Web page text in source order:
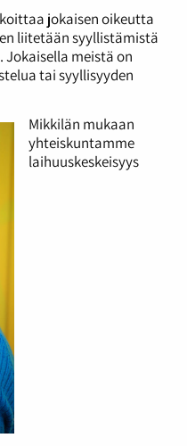
jokaisen oikeutta
liitetään syyllistämistä
meistä on
tai syyllisyyden
Mikkilän mukaan
yhteiskuntamme
laihuuskeskeisyys